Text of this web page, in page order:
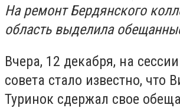
На ремонт Бердянского
область выделила
Вчера, 12 декабря, на
совета стало известно, что
Туринок сдержал свое